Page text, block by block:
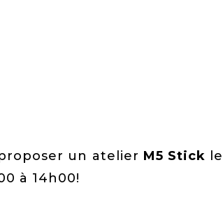
un atelier M5 Stick
le
à 14h00!